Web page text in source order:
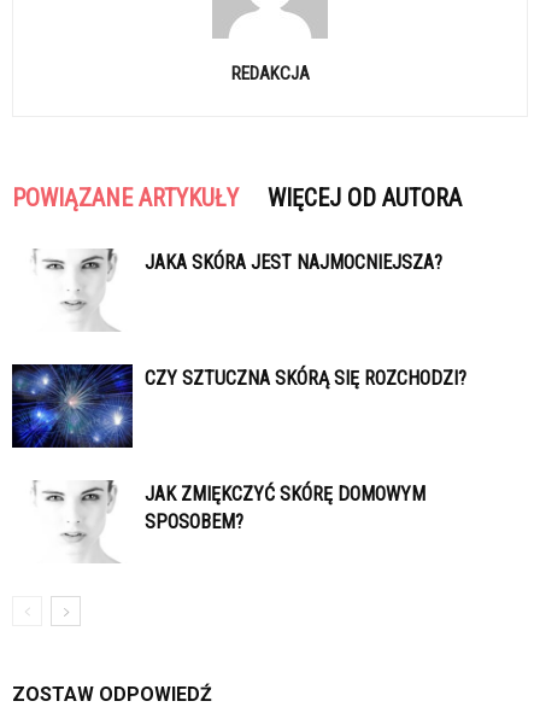
REDAKCJA
POWIĄZANE ARTYKUŁY WIĘCEJ OD AUTORA
JAKA SKÓRA JEST NAJMOCNIEJSZA?
CZY SZTUCZNA SKÓRĄ SIĘ ROZCHODZI?
JAK ZMIĘKCZYĆ SKÓRĘ DOMOWYM
SPOSOBEM?
ZOSTAW ODPOWIEDŹ